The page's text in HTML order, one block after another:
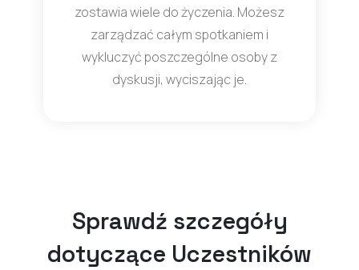
zostawia wiele do życzenia. Możesz
zarządzać całym spotkaniem i
wykluczyć poszczególne osoby z
dyskusji, wyciszając je.
Sprawdź szczegóły
dotyczące Uczestników